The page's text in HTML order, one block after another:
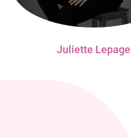
Juliette Lepage